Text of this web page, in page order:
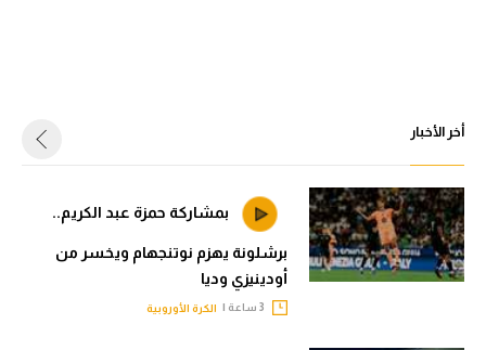
أخر الأخبار
بمشاركة حمزة عبد الكريم..
برشلونة يهزم نوتنجهام ويخسر من
أودينيزي وديا
الكرة الأوروبية